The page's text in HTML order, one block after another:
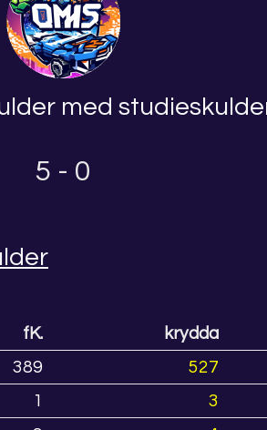
med
5 - 0
fK.
krydda
389 527
1 3